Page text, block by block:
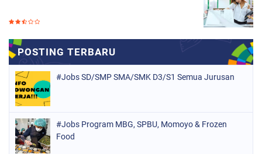
#Jobs SD/SMP SMA/SMK D3/S1 Semua Jurusan
#Jobs Program MBG, SPBU, Momoyo & Frozen
Food